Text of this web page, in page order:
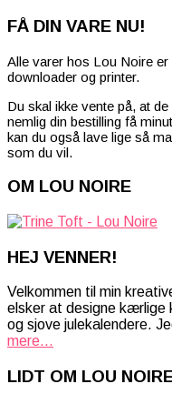
FÅ DIN VARE NU!
Alle varer hos Lou Noire
downloader og printer.
Du skal ikke vente på, at
nemlig din bestilling få
kan du også lave lige så
som du vil.
OM LOU NOIRE
HEJ VENNER!
Velkommen til min
elsker at designe
og sjove julekalendere.
mere...
LIDT OM LOU